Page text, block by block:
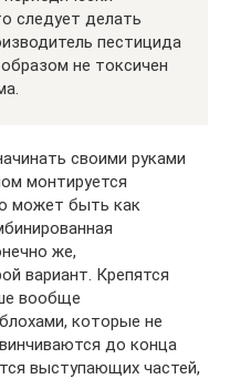
следует делать
пестицида
не токсичен
своими руками
монтируется
может быть как
же,
вариант. Крепятся
вообще
которые не
до конца
выступающих частей,